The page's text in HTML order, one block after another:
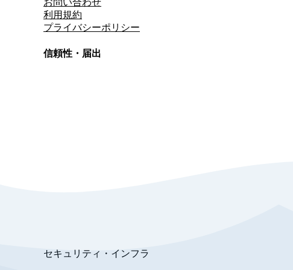
お問い合わせ
利用規約
プライバシーポリシー
信頼性・届出
セキュリティ・インフラ